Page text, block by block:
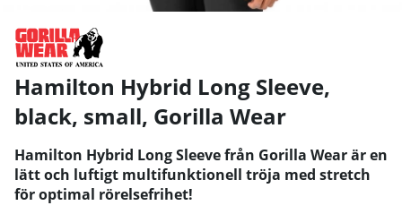
Hamilton Hybrid Long Sleeve,
black, small, Gorilla Wear
Hamilton Hybrid Long Sleeve från Gorilla Wear är en
lätt och luftigt multifunktionell tröja med stretch
för optimal rörelsefrihet!